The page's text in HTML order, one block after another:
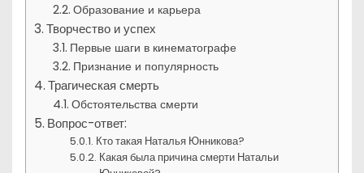
Образование и карьера
Творчество и успех
Первые шаги в кинематографе
Признание и популярность
Трагическая смерть
Обстоятельства смерти
Вопрос-ответ:
Кто такая Наталья Юнникова?
Какая была причина смерти Натальи